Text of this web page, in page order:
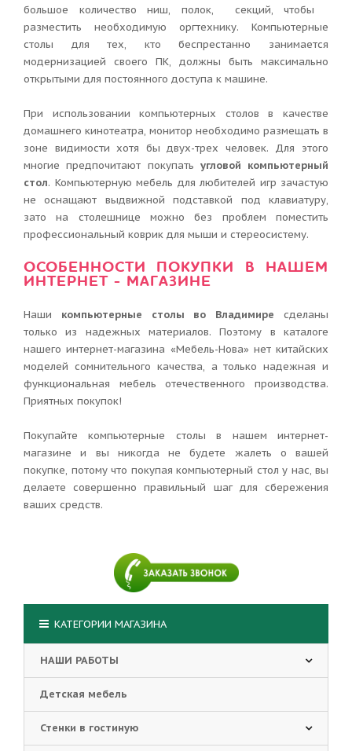
большое количество ниш, полок, секций, чтобы
разместить необходимую оргтехнику. Компьютерные
столы для тех, кто беспрестанно занимается
модернизацией своего ПК, должны быть максимально
открытыми для постоянного доступа к машине.
При использовании компьютерных столов в качестве
домашнего кинотеатра, монитор необходимо размещать в
зоне видимости хотя бы двух-трех человек. Для этого
многие предпочитают покупать угловой компьютерный
стол. Компьютерную мебель для любителей игр зачастую
не оснащают выдвижной подставкой под клавиатуру,
зато на столешнице можно без проблем поместить
профессиональный коврик для мыши и стереосистему.
ОСОБЕННОСТИ ПОКУПКИ В НАШЕМ
ИНТЕРНЕТ - МАГАЗИНЕ
Наши компьютерные столы во Владимире сделаны
только из надежных материалов. Поэтому в каталоге
нашего интернет-магазина «Мебель-Нова» нет китайских
моделей сомнительного качества, а только надежная и
функциональная мебель отечественного производства.
Приятных покупок!
Покупайте компьютерные столы в нашем интернет-
магазине и вы никогда не будете жалеть о вашей
покупке, потому что покупая компьютерный стол у нас, вы
делаете совершенно правильный шаг для сбережения
ваших средств.
КАТЕГОРИИ МАГАЗИНА
НАШИ РАБОТЫ
Детская мебель
Стенки в гостиную